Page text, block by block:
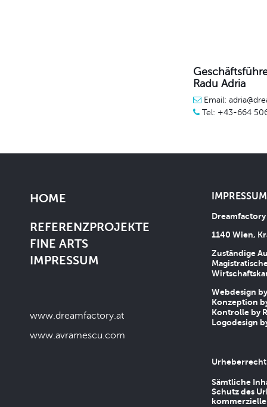
Radu Adria
Email:
Tel: +43-664
HOME
REFERENZPROJEKTE
FINE ARTS
IMPRESSUM
www.dreamfactory.at
www.avramescu.com
1140 Wien,
Zuständige
Webdesign
Konzeption
Kontrolle by
Logodesign
Urheberrecht
Sämtliche
Schutz des